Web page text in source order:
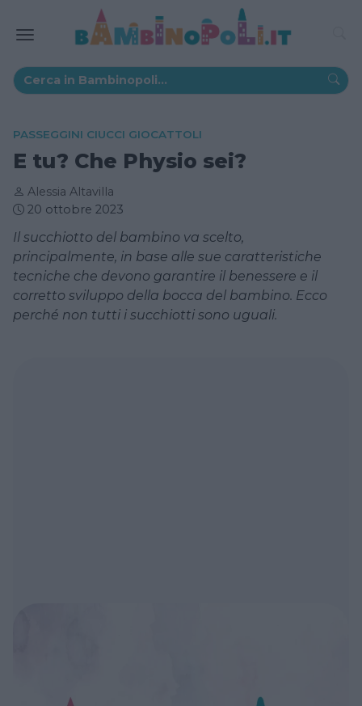
PASSEGGINI CIUCCI GIOCATTOLI
E tu? Che Physio sei?
Alessia Altavilla
20 ottobre 2023
Il succhiotto del bambino va scelto,
principalmente, in base alle sue caratteristiche
tecniche che devono garantire il benessere e il
corretto sviluppo della bocca del bambino. Ecco
perché non tutti i succhiotti sono uguali.